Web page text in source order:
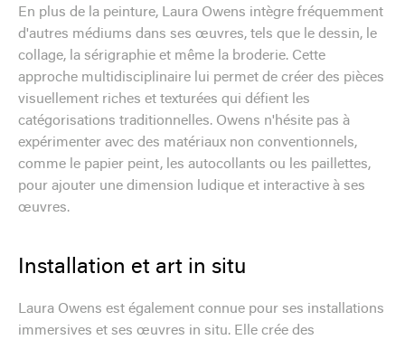
En plus de la peinture, Laura Owens intègre fréquemment
d'autres médiums dans ses œuvres, tels que le dessin, le
collage, la sérigraphie et même la broderie. Cette
approche multidisciplinaire lui permet de créer des pièces
visuellement riches et texturées qui défient les
catégorisations traditionnelles. Owens n'hésite pas à
expérimenter avec des matériaux non conventionnels,
comme le papier peint, les autocollants ou les paillettes,
pour ajouter une dimension ludique et interactive à ses
œuvres.
Installation et art in situ
Laura Owens est également connue pour ses installations
immersives et ses œuvres in situ. Elle crée des